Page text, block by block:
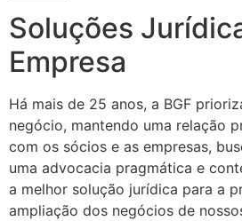
Soluções
Empresa
Há mais de 25 anos, a BGF
negócio, mantendo uma relação
com os sócios e as empresas,
uma advocacia pragmática e
a melhor solução jurídica para a
ampliação dos negócios de